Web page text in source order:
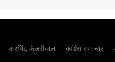
अरविंद केजरीवाल कांग्रेस समाचार